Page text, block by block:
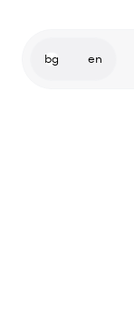
bg en